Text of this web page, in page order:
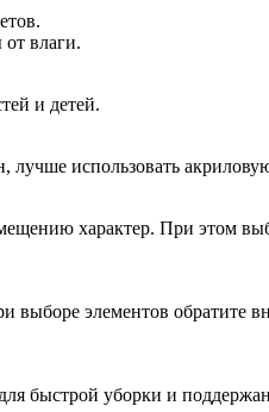
влаги.
и детей.
использовать
характер. При этом
элементов обратите
быстрой уборки и